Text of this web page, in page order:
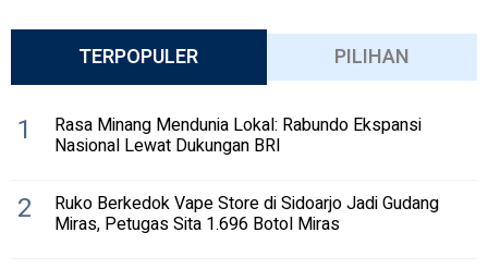
TERPOPULER PILIHAN
1 Rasa Minang Mendunia Lokal: Rabundo Ekspansi
Nasional Lewat Dukungan BRI
2 Ruko Berkedok Vape Store di Sidoarjo Jadi Gudang
Miras, Petugas Sita 1.696 Botol Miras